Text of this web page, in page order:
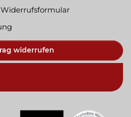
widerrufen